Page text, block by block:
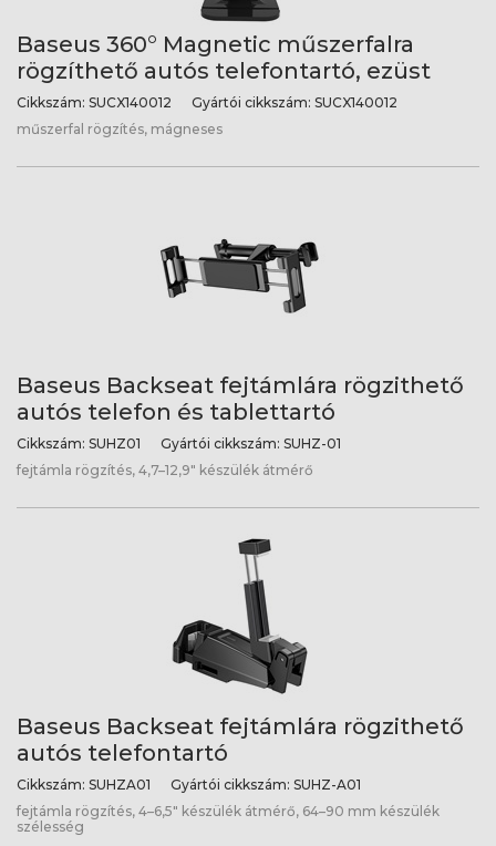
Baseus 360° Magnetic műszerfalra
rögzíthető autós telefontartó, ezüst
Cikkszám: SUCX140012 Gyártói cikkszám: SUCX140012
műszerfal rögzítés, mágneses
Baseus Backseat fejtámlára rögzithető
autós telefon és tablettartó
Cikkszám: SUHZ01 Gyártói cikkszám: SUHZ-01
fejtámla rögzítés, 4,7–12,9" készülék átmérő
Baseus Backseat fejtámlára rögzithető
autós telefontartó
Cikkszám: SUHZA01 Gyártói cikkszám: SUHZ-A01
fejtámla rögzítés, 4–6,5" készülék átmérő, 64–90 mm készülék
szélesség